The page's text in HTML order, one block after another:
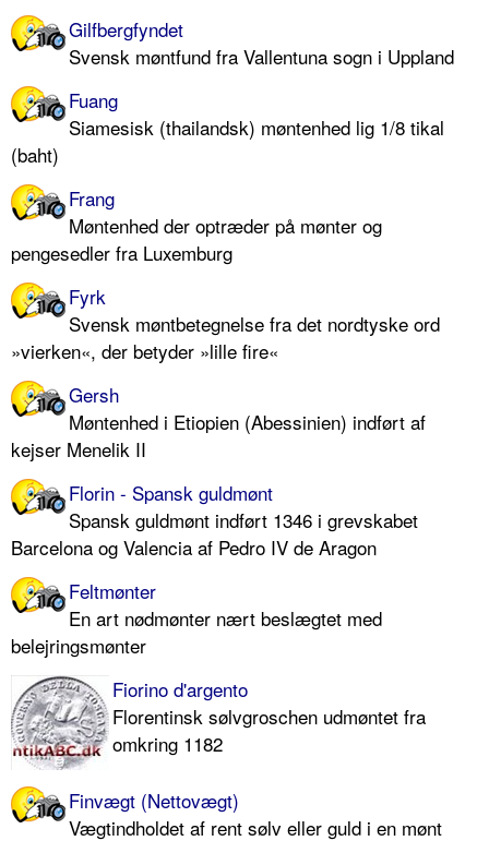
Gilfbergfyndet
Svensk møntfund fra Vallentuna sogn i Uppland
Fuang
Siamesisk (thailandsk) møntenhed lig 1/8 tikal
(baht)
Frang
Møntenhed der optræder på mønter og
pengesedler fra Luxemburg
Fyrk
Svensk møntbetegnelse fra det nordtyske ord
»vierken«, der betyder »lille fire«
Gersh
Møntenhed i Etiopien (Abessinien) indført af
kejser Menelik II
Florin - Spansk guldmønt
Spansk guldmønt indført 1346 i grevskabet
Barcelona og Valencia af Pedro IV de Aragon
Feltmønter
En art nødmønter nært beslægtet med
belejringsmønter
Fiorino d'argento
Florentinsk sølvgroschen udmøntet fra
omkring 1182
Finvægt (Nettovægt)
Vægtindholdet af rent sølv eller guld i en mønt